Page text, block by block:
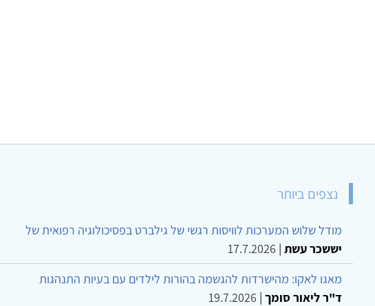
נצפים ביותר
מודל שלוש המערכות לוויסות רגשי של גילברט בפסיכולוגיה רפואית של
יששכר עשת |
17.7.2026
מאגו לאקו: מהישרדות להגשמה בהורות לילדים עם בעיות התנהגות
ד"ר ליאור סומך |
19.7.2026